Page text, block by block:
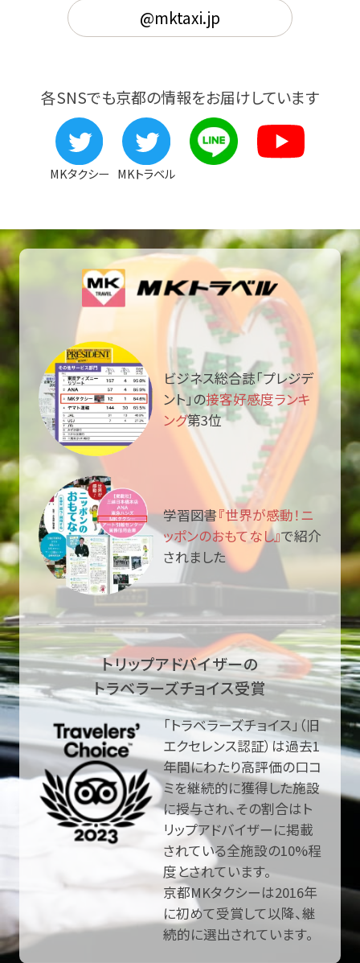
@mktaxi.jp
各SNSでも京都の情報をお届けしています
MKタクシー MKトラベル
ビジネス総合誌「プレジデ
ント」の接客好感度ランキ
ング第3位
学習図書『世界が感動！ニ
ッポンのおもてなし』で紹介
されました
トリップアドバイザーの
トラベラーズチョイス受賞
「トラベラーズチョイス」（旧
エクセレンス認証）は過去1
年間にわたり高評価の口コ
ミを継続的に獲得した施設
に授与され、その割合はト
リップアドバイザーに掲載
されている全施設の10%程
度とされています。
京都MKタクシーは2016年
に初めて受賞して以降、継
続的に選出されています。